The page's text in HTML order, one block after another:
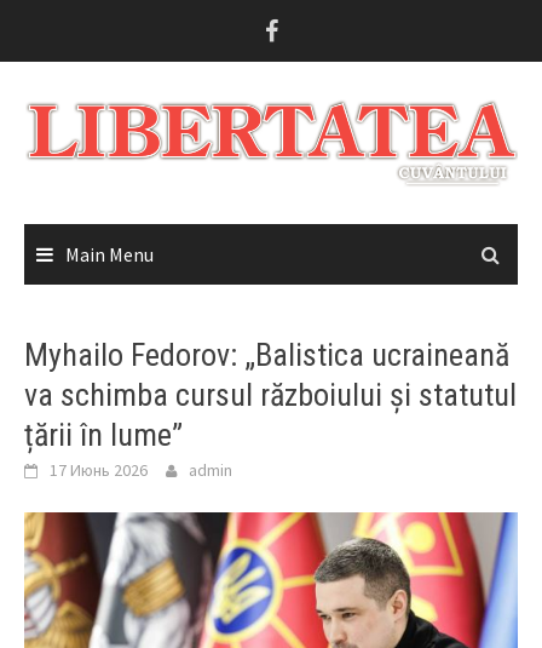
Main Menu
Myhailo Fedorov: „Balistica ucraineană
va schimba cursul războiului și statutul
țării în lume”
17 Июнь 2026 admin